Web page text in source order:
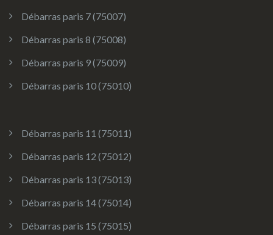
Débarras paris 7 (75007)
Débarras paris 8 (75008)
Débarras paris 9 (75009)
Débarras paris 10 (75010)
Débarras paris 11 (75011)
Débarras paris 12 (75012)
Débarras paris 13 (75013)
Débarras paris 14 (75014)
Débarras paris 15 (75015)